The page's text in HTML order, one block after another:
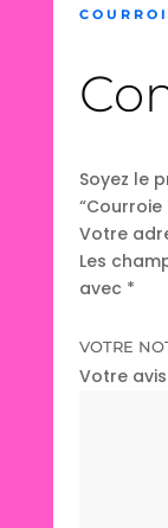
Soyez le
“Courroie
Votre
Les
avec *
VOTRE
Votre avis